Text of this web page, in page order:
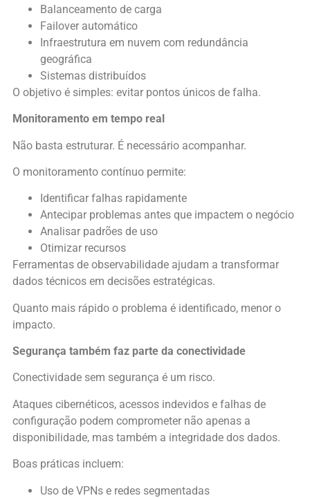
Balanceamento de carga
Failover automático
Infraestrutura em nuvem com redundância
geográfica
Sistemas distribuídos
O objetivo é simples: evitar pontos únicos de falha.
Monitoramento em tempo real
Não basta estruturar. É necessário acompanhar.
O monitoramento contínuo permite:
Identificar falhas rapidamente
Antecipar problemas antes que impactem o negócio
Analisar padrões de uso
Otimizar recursos
Ferramentas de observabilidade ajudam a transformar
dados técnicos em decisões estratégicas.
Quanto mais rápido o problema é identificado, menor o
impacto.
Segurança também faz parte da conectividade
Conectividade sem segurança é um risco.
Ataques cibernéticos, acessos indevidos e falhas de
configuração podem comprometer não apenas a
disponibilidade, mas também a integridade dos dados.
Boas práticas incluem:
Uso de VPNs e redes segmentadas